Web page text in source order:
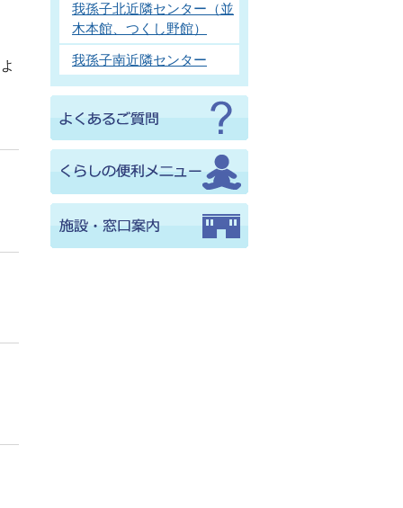
我孫子北近隣センター（並
木本館、つくし野館）
我孫子南近隣センター